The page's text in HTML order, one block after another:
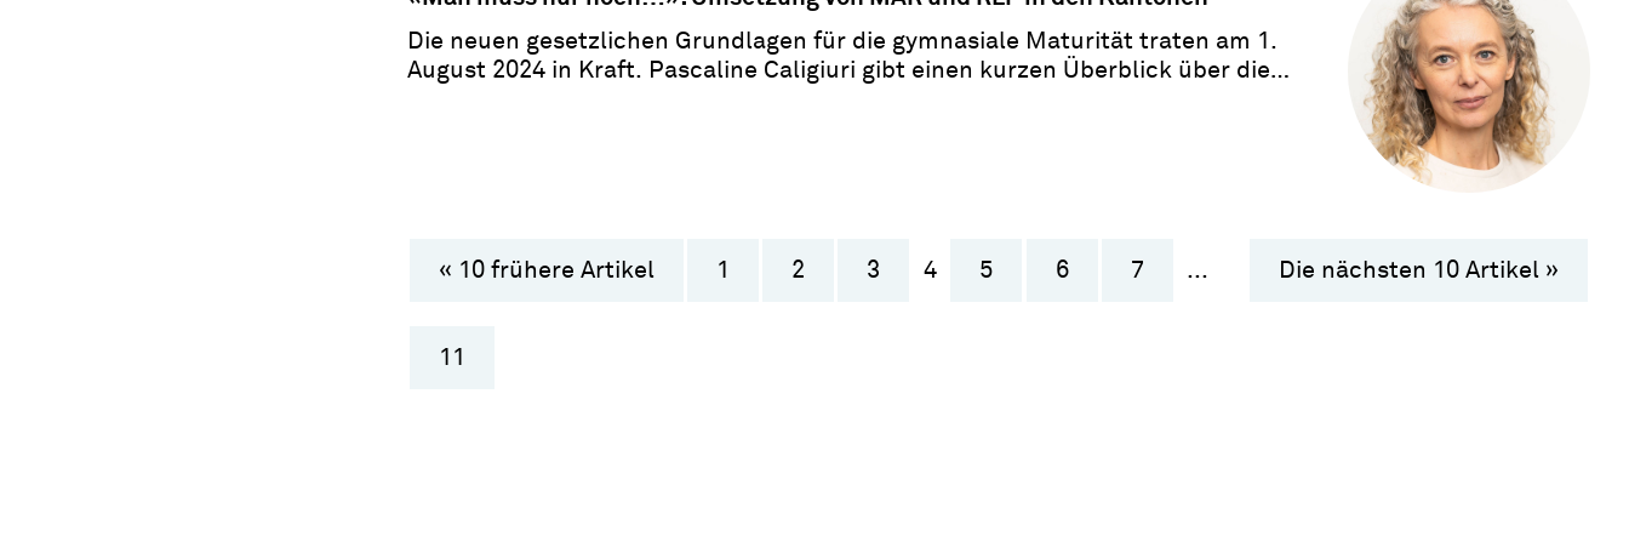
Die neuen gesetzlichen Grundlagen für die gymnasiale Maturität traten am 1.
August 2024 in Kraft. Pascaline Caligiuri gibt einen kurzen Überblick über die
« 10 frühere Artikel Die nächsten 10 Artikel »
1 2 3 4 5 6 7 ...
11